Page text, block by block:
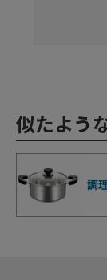
似たよう
調